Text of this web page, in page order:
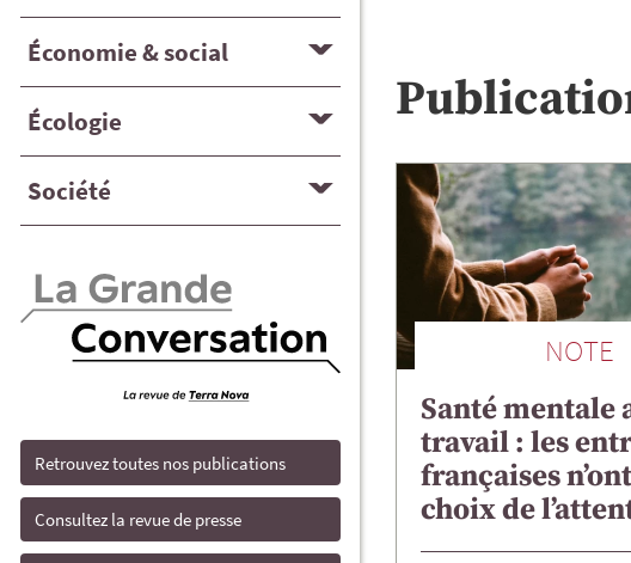
Économie & social
Écologie
Société
Retrouvez toutes nos publications
Consultez la revue de presse
NOTE
Santé mentale
travail : les
françaises
choix de